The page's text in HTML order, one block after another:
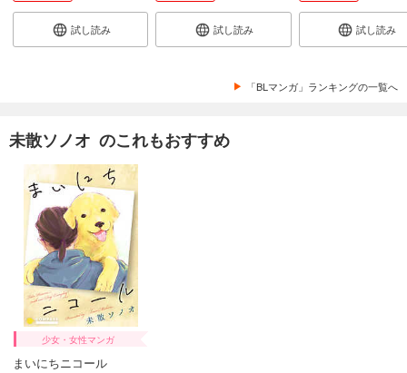
試し読み 試し読み 試し読み
「BLマンガ」ランキングの一覧へ
未散ソノオ のこれもおすすめ
少女・女性マンガ
まいにちニコール